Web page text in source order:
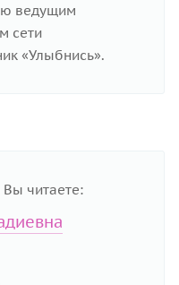
ведущим
сети
«Улыбнись».
Вы читаете: